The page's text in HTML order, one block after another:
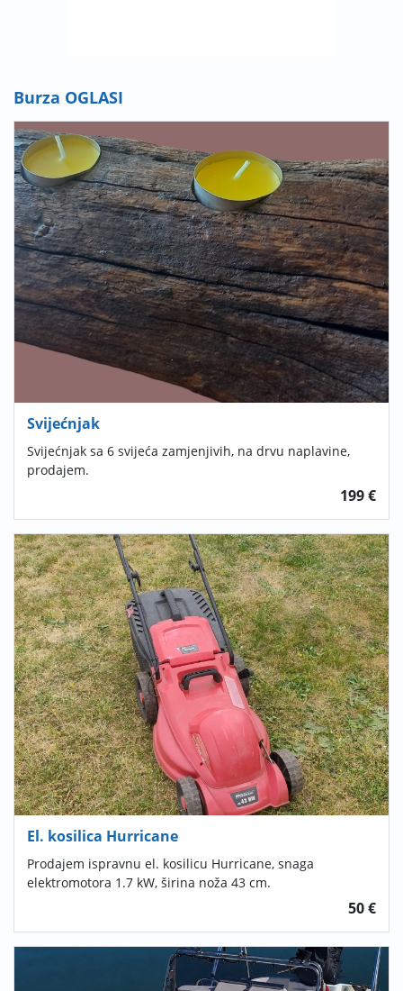
Burza OGLASI
Svijećnjak
Svijećnjak sa 6 svijeća zamjenjivih, na drvu naplavine,
prodajem.
199 €
El. kosilica Hurricane
Prodajem ispravnu el. kosilicu Hurricane, snaga
elektromotora 1.7 kW, širina noža 43 cm.
50 €